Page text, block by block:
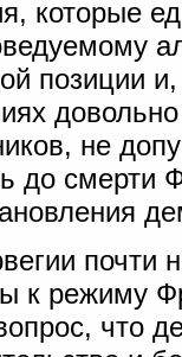
которые
позиции
не
до смерти
почти
к режиму
что